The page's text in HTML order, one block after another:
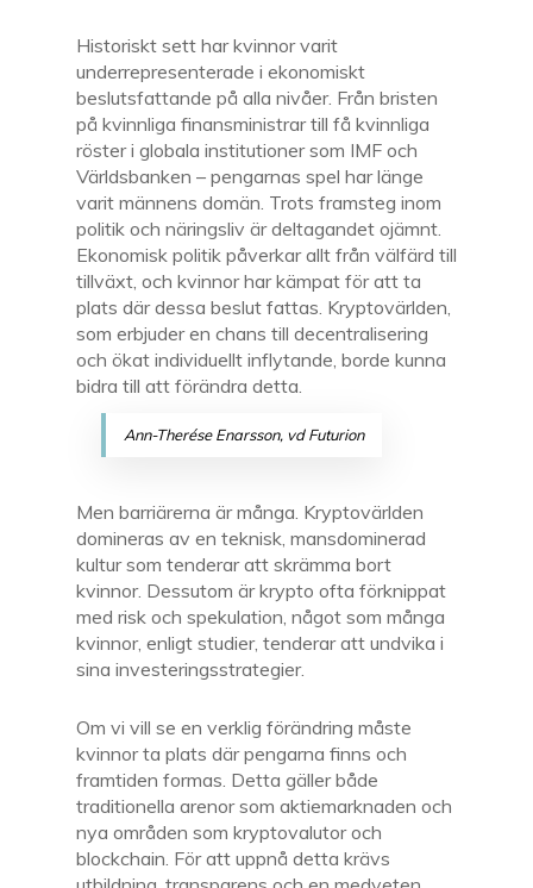
Historiskt sett har kvinnor varit
underrepresenterade i ekonomiskt
beslutsfattande på alla nivåer. Från bristen
på kvinnliga finansministrar till få kvinnliga
röster i globala institutioner som IMF och
Världsbanken – pengarnas spel har länge
varit männens domän. Trots framsteg inom
politik och näringsliv är deltagandet ojämnt.
Ekonomisk politik påverkar allt från välfärd till
tillväxt, och kvinnor har kämpat för att ta
plats där dessa beslut fattas. Kryptovärlden,
som erbjuder en chans till decentralisering
och ökat individuellt inflytande, borde kunna
bidra till att förändra detta.
Ann-Therése Enarsson, vd Futurion
Men barriärerna är många. Kryptovärlden
domineras av en teknisk, mansdominerad
kultur som tenderar att skrämma bort
kvinnor. Dessutom är krypto ofta förknippat
med risk och spekulation, något som många
kvinnor, enligt studier, tenderar att undvika i
sina investeringsstrategier.
Om vi vill se en verklig förändring måste
kvinnor ta plats där pengarna finns och
framtiden formas. Detta gäller både
traditionella arenor som aktiemarknaden och
nya områden som kryptovalutor och
blockchain. För att uppnå detta krävs